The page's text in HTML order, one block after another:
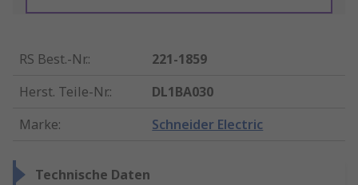
RS Best.-Nr.:
221-1859
Herst. Teile-Nr.:
DL1BA030
Marke: Schneider Electric
Technische Daten